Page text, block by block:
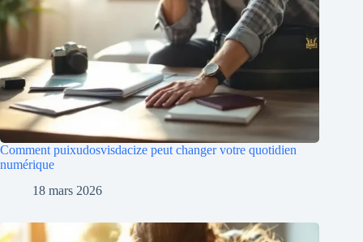
Comment puixudosvisdacize peut changer votre quotidien
numérique
18 mars 2026